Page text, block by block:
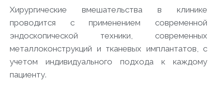
Хирургические вмешательства в клинике
проводится с применением современной
эндоскопической техники, современных
металлоконструкций и тканевых имплантатов, с
учетом индивидуального подхода к каждому
пациенту.